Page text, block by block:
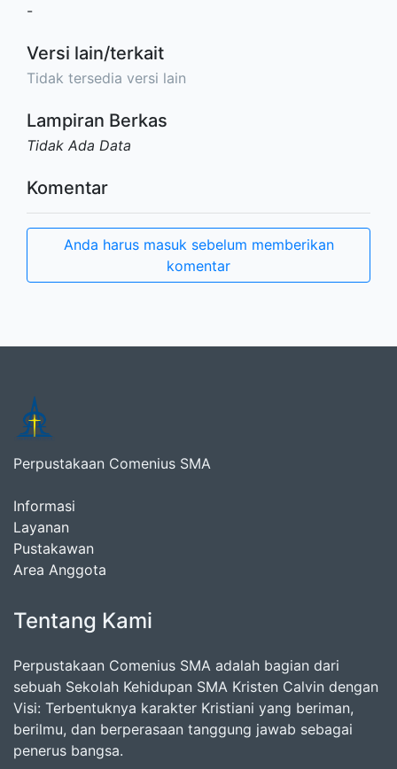
-
Versi lain/terkait
Tidak tersedia versi lain
Lampiran Berkas
Tidak Ada Data
Komentar
Anda harus masuk sebelum memberikan
komentar
Perpustakaan Comenius SMA
Informasi
Layanan
Pustakawan
Area Anggota
Tentang Kami
Perpustakaan Comenius SMA adalah bagian dari
sebuah Sekolah Kehidupan SMA Kristen Calvin dengan
Visi: Terbentuknya karakter Kristiani yang beriman,
berilmu, dan berperasaan tanggung jawab sebagai
penerus bangsa.